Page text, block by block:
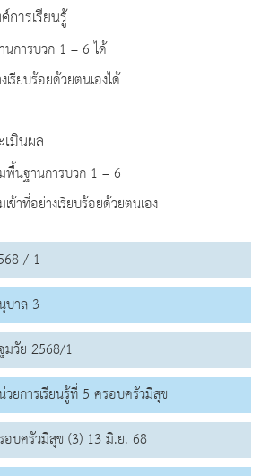
ารเรียนรู้
นการบวก 1 – 6 ได้
เรียบร้อยด้วยตนเองได้
มินผล
พื้นฐานการบวก 1 – 6
เข้าที่อย่างเรียบร้อยด้วยตนเอง
/ 1
บาล 3
มวัย 2568/1
ยการเรียนรู้ที่ 5 ครอบครัวมีสุข
อบครัวมีสุข (3) 13 มิ.ย. 68